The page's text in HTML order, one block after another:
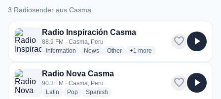
3 Radiosender aus Casma
3 Radiosender aus Casma
Radio Inspiración Casma
88.9 FM · Casma, Peru
Information radio stations
Newsradio stations
Otherradio stations
+1 more genres for Radio
more
favorite play_arrow
Radio Nova Casma
90.3 FM · Casma, Peru
Latin radio stations
Popradio stations
Spanish
favorite play_arrow